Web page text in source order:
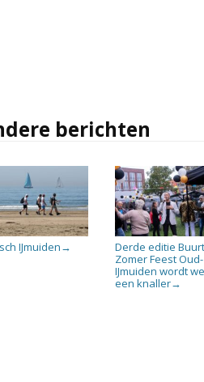
berichten
IJmuiden →
Derde editie Buurt
Zomer Feest Oud-
IJmuiden wordt
een knaller→